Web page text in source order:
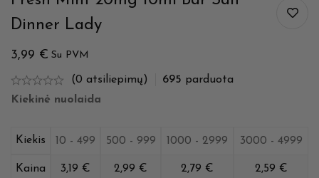
Dinner Lady
3,99 € Su PVM
(0 atsiliepimų) 695 parduota
Kiekinė nuolaida
Kiekis 10 - 499 500 - 999 1000 - 2999 3000 - 4999
Kaina 3,19 € 2,99 € 2,79 € 2,59 €